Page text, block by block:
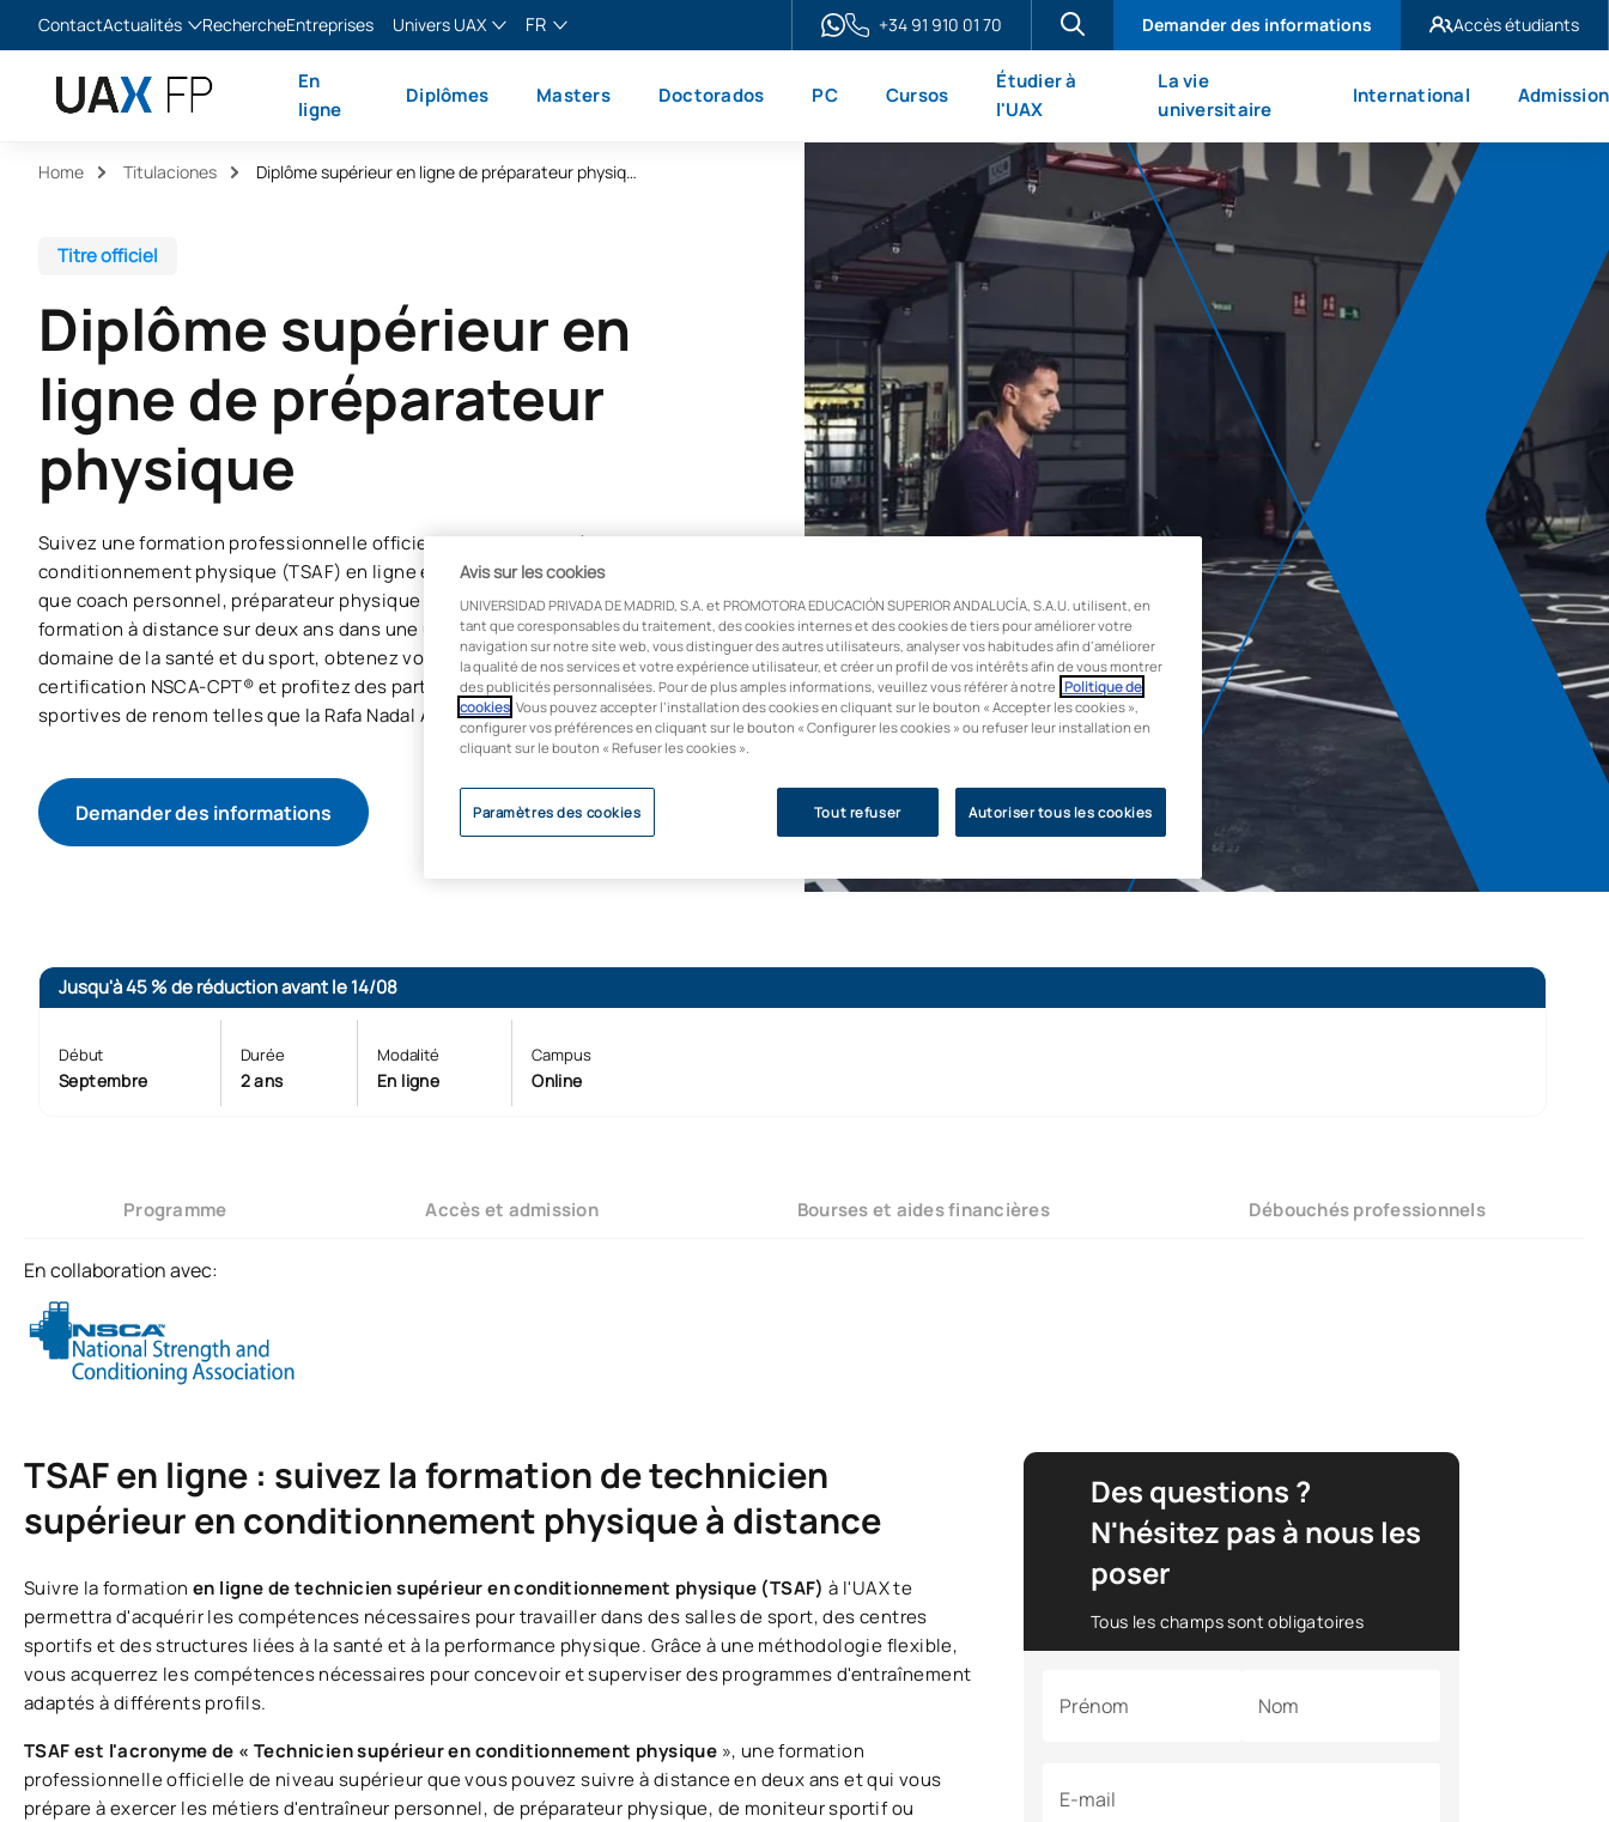
ContactActualités
Actualités
RechercheEntreprises
Univers UAX
FR
English
Italiano
+34 91 910 01 70 Demander des informations
Accès étudiants
UAX Mare Nostrum
En
ligne
Diplômes Masters Doctorados PC Cursos
Étudier à
l'UAX
La vie
universitaire
International Admission
Home Titulaciones Diplôme supérieur en ligne de préparateur physique
Titre officiel
Diplôme supérieur en
ligne de préparateur
physique
Suivez une formation professionnelle officielle de niveau supérieur en
conditionnement physique (TSAF) en ligne et préparez-vous à exercer en tant
que coach personnel, préparateur physique ou moniteur sportif. Suivez une
formation à distance sur deux ans dans une université de référence dans le
domaine de la santé et du sport, obtenez votre diplôme officiel ainsi que la
certification NSCA-CPT® et profitez des partenariats de l'UAX avec des entités
sportives de renom telles que la Rafa Nadal Academy ou LaLiga.
Demander des informations
Jusqu'à 45 % de réduction avant le 14/08
Début
Septembre
Durée
2 ans
Modalité
En ligne
Campus
Online
Programme Accès et admission Bourses et aides financières Débouchés professionnels
En collaboration avec:
TSAF en ligne : suivez la formation de technicien
supérieur en conditionnement physique à distance
Suivre la formation en ligne de technicien supérieur en conditionnement physique (TSAF)à l'UAX te
permettra d'acquérir les compétences nécessaires pour travailler dans des salles de sport, des centres
sportifs et des structures liées à la santé et à la performance physique. Grâce à une méthodologie flexible,
vous acquerrez les compétences nécessaires pour concevoir et superviser des programmes d'entraînement
adaptés à différents profils.
TSAF est l'acronyme de « Technicien supérieur en conditionnement physique », une formation
professionnelle officielle de niveau supérieur que vous pouvez suivre à distance en deux ans et qui vous
prépare à exercer les métiers d'entraîneur personnel, de préparateur physique, de moniteur sportif ou
Des questions ?
N'hésitez pas à nous les
poser
Tous les champs sont obligatoires
Prénom Nom
E-mail
Avis sur les cookies
UNIVERSIDAD PRIVADA DE MADRID, S.A. et PROMOTORA EDUCACIÓN SUPERIOR ANDALUCÍA, S.A.U. utilisent, en
tant que coresponsables du traitement, des cookies internes et des cookies de tiers pour améliorer votre
navigation sur notre site web, vous distinguer des autres utilisateurs, analyser vos habitudes afin d’améliorer
la qualité de nos services et votre expérience utilisateur, et créer un profil de vos intérêts afin de vous montrer
des publicités personnalisées. Pour de plus amples informations, veuillez vous référer à notre Politique de
cookies . Vous pouvez accepter l’installation des cookies en cliquant sur le bouton « Accepter les cookies »,
configurer vos préférences en cliquant sur le bouton « Configurer les cookies » ou refuser leur installation en
cliquant sur le bouton « Refuser les cookies ».
Tout refuser Autoriser tous les cookies
Paramètres des cookies